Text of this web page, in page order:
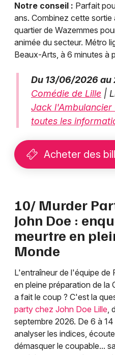
Notre conseil : Parfait
ans. Combinez cette sortie
quartier de Wazemmes
animée du secteur. Métro
Beaux-Arts, à 6 minutes à
Du 13/06/2026
Comédie de Lille |
Jack l'Ambulancier
toutes les
Acheter des
10/ Murder
John Doe :
meurtre en
Monde
L'entraîneur de l'équipe
en pleine préparation de la
a fait le coup ? C'est la
party chez John Doe Lille,
septembre 2026. De 6 à
analyser les indices,
démasquer le coupable...